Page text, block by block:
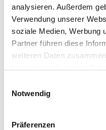
analysieren. Außerdem
Verwendung unserer
soziale Medien, Werbung
Partner führen diese
weiteren Daten
Notwendig
Präferenzen
Umrechnungsfaktoren